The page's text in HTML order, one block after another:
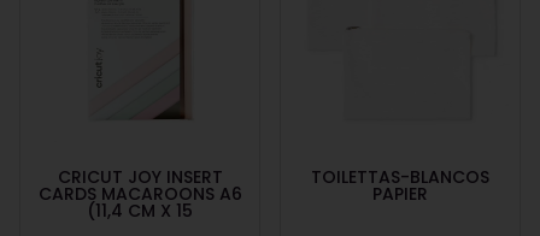
CRICUT JOY INSERT
CARDS MACAROONS A6
(11,4 CM X 15
TOILETTAS-BLANCOS
PAPIER